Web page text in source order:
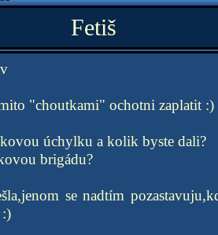
Fetiš
"choutkami" ochotni zaplatit :)
úchylku a kolik byste dali?
brigádu?
se nadtím